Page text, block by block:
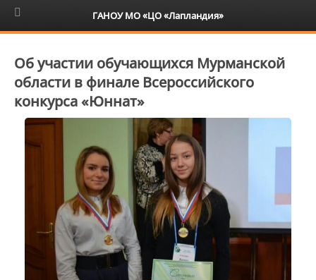
6+
Об участии обучающихся Мурманской
области в финале Всероссийского
конкурса «Юннат»
ГАНОУ МО «ЦО «Лапландия»